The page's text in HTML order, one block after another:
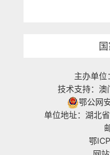
主办单位
技术支持：澳
鄂公网
单位地址：湖北
鄂